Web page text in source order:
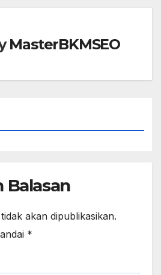
MasterBKMSEO
Balasan
akan dipublikasikan.
*